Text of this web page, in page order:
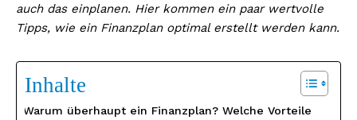
auch das einplanen. Hier kommen ein paar wertvolle
Tipps, wie ein Finanzplan optimal erstellt werden kann.
Inhalte
Warum überhaupt ein Finanzplan? Welche Vorteile